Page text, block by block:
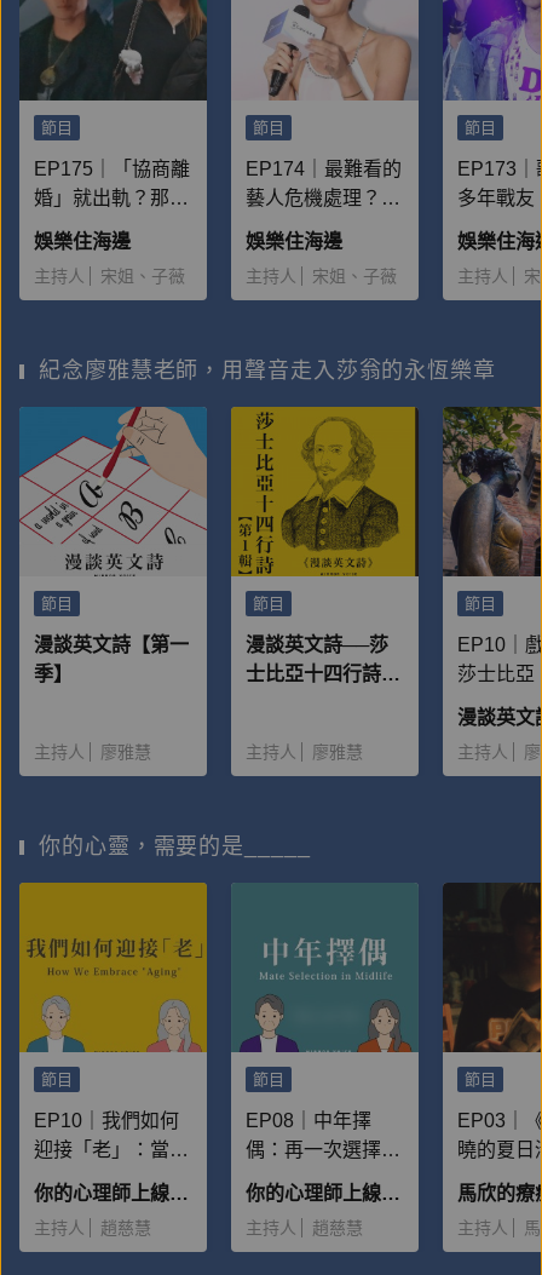
節目
EP175｜「協商離
婚」就出軌？那個
愛家網紅偷吃 蔡
瑞雪限動早有線
索！
娛樂住海邊
主持人 宋姐、子薇
節目
EP174｜最難看的
藝人危機處理？還
原鏡週刊「莫莉事
件」爆料始末！
娛樂住海邊
主持人 宋姐、子薇
節目
EP173｜
多年戰友
經紀人是
人」？還
「工具人
娛樂住海
主持人
紀念廖雅慧老師，用聲音走入莎翁的永恆樂章
節目
漫談英文詩【第一
季】
主持人 廖雅慧
節目
漫談英文詩──莎
士比亞十四行詩第
主持人 廖雅慧
節目
EP10｜
莎士比亞
與茱麗葉
主持人
你的心靈，需要的是_____
節目
EP10｜我們如何
迎接「老」：當我
終將老去，要如何
活得自在？ ft.呂旭
亞
你的心理師上線中【第四季】
主持人 趙慈慧
節目
EP08｜中年擇
偶：再一次選擇愛
人，也再一次選擇
自己 ft.萬庭歡
你的心理師上線中【第四季】
主持人 趙慈慧
節目
EP03｜
曉的夏日
——他們
正午下的
主持人